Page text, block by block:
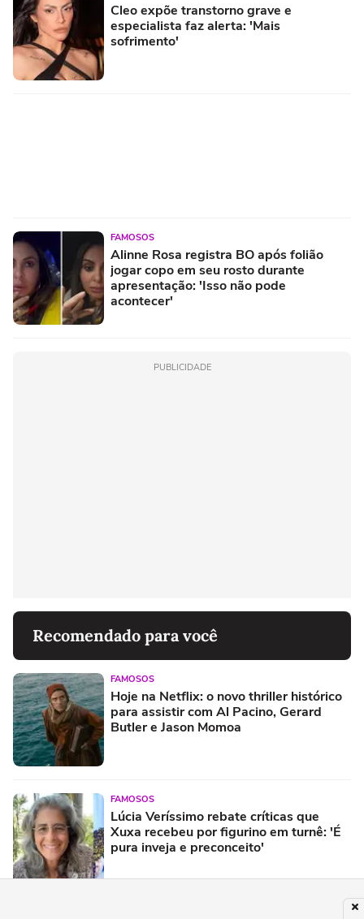
Cleo expõe transtorno grave e
especialista faz alerta: 'Mais
sofrimento'
FAMOSOS
Alinne Rosa registra BO após folião
jogar copo em seu rosto durante
apresentação: 'Isso não pode
acontecer'
PUBLICIDADE
Recomendado para você
FAMOSOS
Hoje na Netflix: o novo thriller histórico
para assistir com Al Pacino, Gerard
Butler e Jason Momoa
FAMOSOS
Lúcia Veríssimo rebate críticas que
Xuxa recebeu por figurino em turnê: 'É
pura inveja e preconceito'